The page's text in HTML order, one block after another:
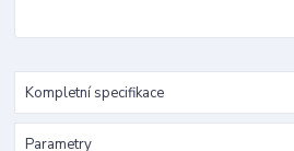
Kompletní specifikace
Parametry